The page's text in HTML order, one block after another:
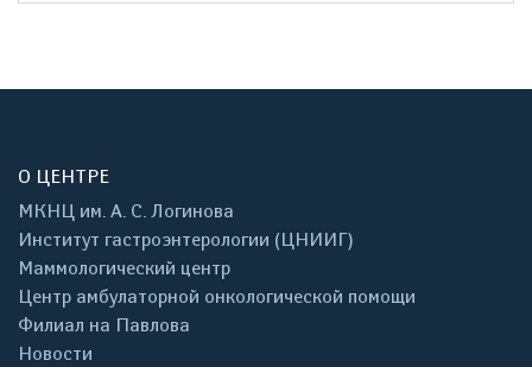
О ЦЕНТРЕ
МКНЦ им. А. С. Логинова
Институт гастроэнтерологии (ЦНИИГ)
Маммологический центр
Центр амбулаторной онкологической помощи
Филиал на Павлова
Новости